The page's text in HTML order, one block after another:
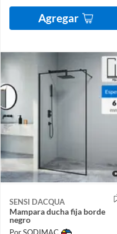
Agregar
SENSI DACQUA
Mampara ducha fija borde
negro